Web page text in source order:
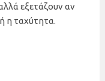
εξετάζουν αν
η ταχύτητα.